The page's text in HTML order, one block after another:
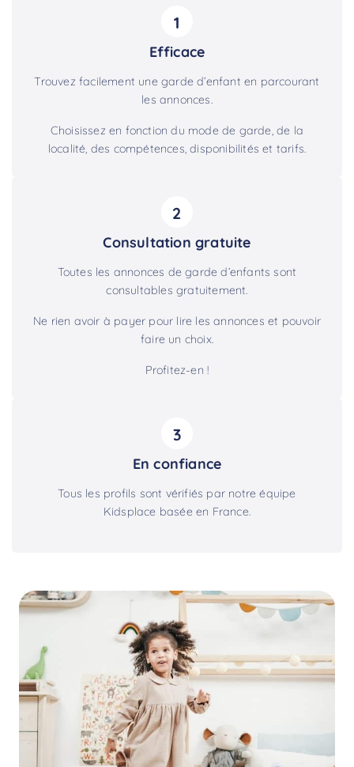
1
Efficace
Trouvez facilement une garde d’enfant en parcourant
les annonces.
Choisissez en fonction du mode de garde, de la
localité, des compétences, disponibilités et tarifs.
2
Consultation gratuite
Toutes les annonces de garde d’enfants sont
consultables gratuitement.
Ne rien avoir à payer pour lire les annonces et pouvoir
faire un choix.
Profitez-en !
3
En confiance
Tous les profils sont vérifiés par notre équipe
Kidsplace basée en France.